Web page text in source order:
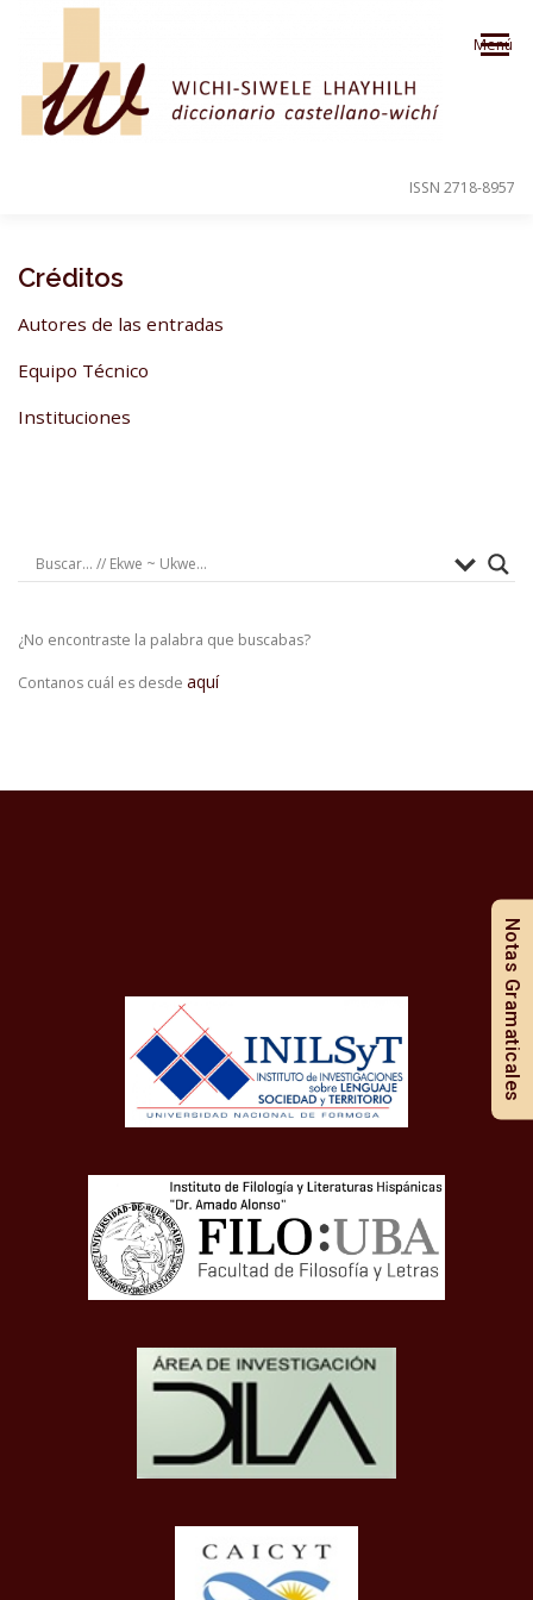
Saltar al contenido
Menú
ISSN 2718-8957
Créditos
Autores de las entradas
Equipo Técnico
Instituciones
¿No encontraste la palabra que buscabas?
Contanos cuál es desde aquí
Notas Gramaticales